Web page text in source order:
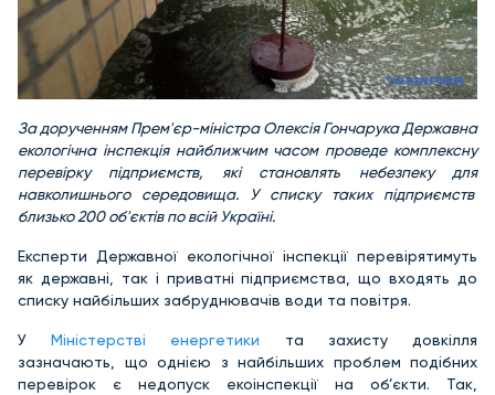
За дорученням Прем'єр-міністра Олексія Гончарука Державна
екологічна інспекція найближчим часом проведе комплексну
перевірку підприємств, які становлять небезпеку для
навколишнього середовища. У списку таких підприємств
близько 200 об'єктів по всій Україні.
Експерти Державної екологічної інспекції перевірятимуть
як державні, так і приватні підприємства, що входять до
списку найбільших забруднювачів води та повітря.
УМіністерстві енергетики та захисту довкілля
зазначають, що однією з найбільших проблем подібних
перевірок є недопуск екоінспекції на об’єкти. Так,